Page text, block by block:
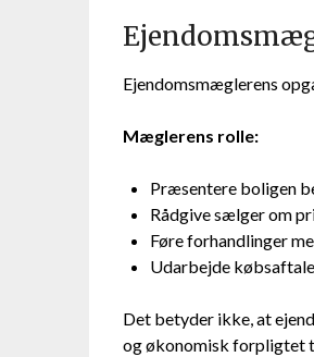
Ejendomsmæglerens
Mæglerens rolle:
Præsentere boligen
Rådgive sælger om
Føre forhandlinger
Udarbejde
Det betyder ikke, at
og økonomisk forpligtet